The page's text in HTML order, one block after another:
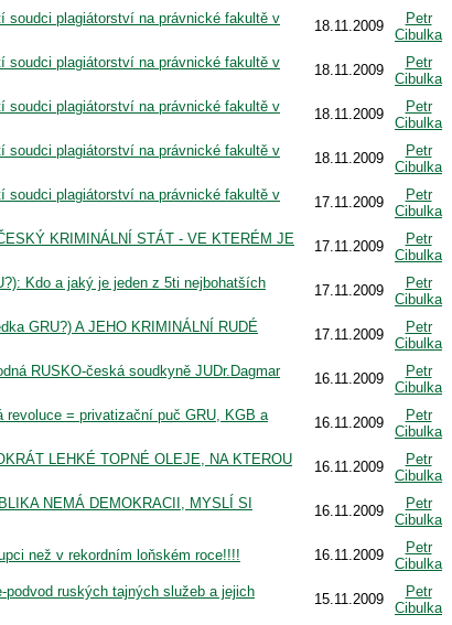
soudci plagiátorství na právnické fakultě v
18.11.2009
Petr
Cibulka
soudci plagiátorství na právnické fakultě v
18.11.2009
Petr
Cibulka
soudci plagiátorství na právnické fakultě v
18.11.2009
Petr
Cibulka
soudci plagiátorství na právnické fakultě v
18.11.2009
Petr
Cibulka
soudci plagiátorství na právnické fakultě v
17.11.2009
Petr
Cibulka
KRIMINÁLNÍ STÁT - VE KTERÉM JE
17.11.2009
Petr
Cibulka
Kdo a jaký je jeden z 5ti nejbohatších
17.11.2009
Petr
Cibulka
GRU?) A JEHO KRIMINÁLNÍ RUDÉ
17.11.2009
Petr
Cibulka
RUSKO-česká soudkyně JUDr.Dagmar
16.11.2009
Petr
Cibulka
= privatizační puč GRU, KGB a
16.11.2009
Petr
Cibulka
LEHKÉ TOPNÉ OLEJE, NA KTEROU
16.11.2009
Petr
Cibulka
NEMÁ DEMOKRACII, MYSLÍ SI
16.11.2009
Petr
Cibulka
než v rekordním loňském roce!!!! 16.11.2009
Petr
Cibulka
podvod ruských tajných služeb a jejich
15.11.2009
Petr
Cibulka